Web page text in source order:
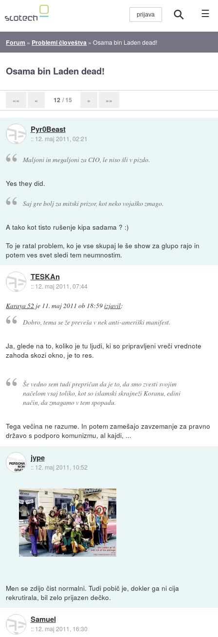
☰
Forum » Problemi človeštva »Osama bin Laden dead!
Osama bin Laden dead!
«« « 12 / 15 » »»
Pyr0Beast
:: 12. maj 2011, 02:21
Maljoni in megaljoni za CIO, le niso šli v pizdo.
Yes they did.
Saj gre bolj za mitski prizor, kot neko vojaško zmago.
A tako kot tisto rušenje kipa sadama ? :)
To je ratal problem, ko je vse skupaj le še show za glupo rajo in
potem ves svet sledi tem neumnostim.
TESKAn
:: 12. maj 2011, 07:44
Karaya 52 je 11. maj 2011 ob 18:59izjavil:
Dobro, tema se že preveša v nek anti-ameriški manifest.
Ja, glede na to, koliko je tu ljudi, ki so pripravljeni vreči vrednote
zahoda skozi okno, je to res.
Še vedno sem tudi prepričan da je to, da smo zvesti svojim
načelom vsaj toliko, kot so islamski skrajneži Koranu, edini
način, da zmagamo v tem spopadu.
Tega večina ne razume. In potem zamešajo zavzemanje za pravno
državo s podporo komunizmu, al kajdi, ...
jype
:: 12. maj 2011, 10:52
Men se zdijo čist normalni. Tudi pobič je, dokler ga ni cija
rekrutirala, bil zelo prijazen dečko.
Samuel
:: 12. maj 2011, 16:30